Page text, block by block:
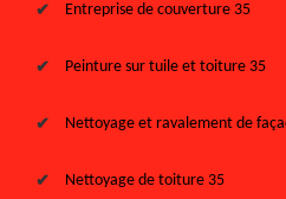
Entreprise de couverture 35
Peinture sur tuile et toiture 35
Nettoyage et ravalement de
Nettoyage de toiture 35